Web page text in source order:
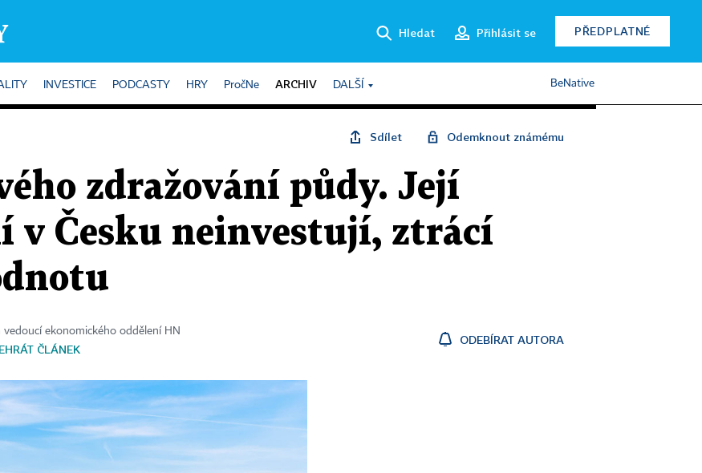
Hledat Přihlásit se PŘEDPLATNÉ
INVESTICE PODCASTY HRY PročNe ARCHIV DALŠÍ BeNative
Sdílet Odemknout známému
zdražování půdy. Její
v Česku neinvestují, ztrácí
ekonomického oddělení HN
ČLÁNEK
ODEBÍRAT AUTORA